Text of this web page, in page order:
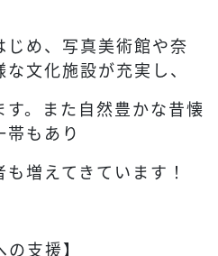
め、写真美術館や奈
文化施設が充実し、
。また自然豊かな昔懐
もあり
増えてきています！
支援】